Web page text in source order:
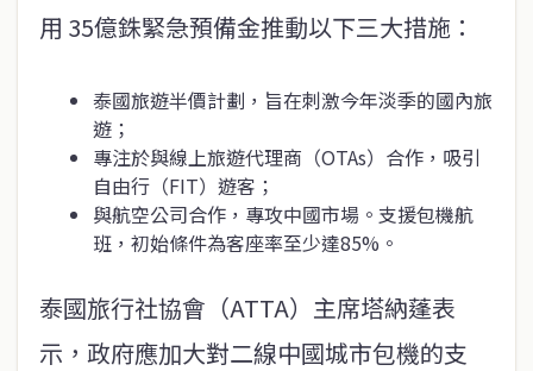
用 35億銖緊急預備金推動以下三大措施：
泰國旅遊半價計劃，旨在刺激今年淡季的國內旅
遊；
專注於與線上旅遊代理商（OTAs）合作，吸引
自由行（FIT）遊客；
與航空公司合作，專攻中國市場。支援包機航
班，初始條件為客座率至少達85%。
泰國旅行社協會（ATTA）主席塔納蓬表
示，政府應加大對二線中國城市包機的支